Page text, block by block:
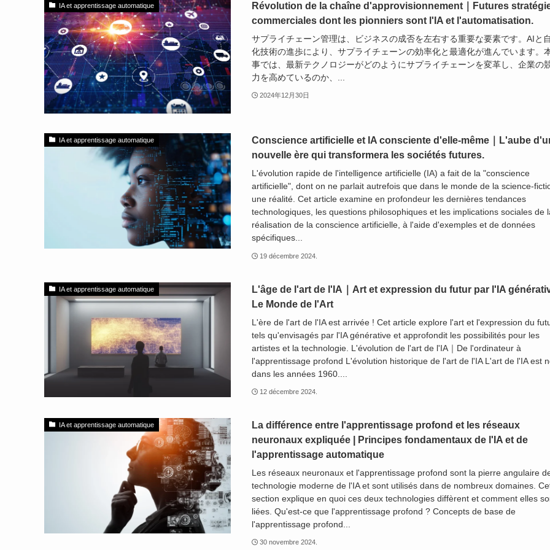
IA et apprentissage automatique
Révolution de la chaîne d'approvisionnement｜Futures
commerciales dont les pionniers sont l'IA et l'automatisation.
サプライチェーン管理は、ビジネスの成否を左右する重要な要素です。AIと
化技術の進歩により、サプライチェーンの効率化と最適化が進んでいます。
事では、最新テクノロジーがどのようにサプライチェーンを変革し、企業の
力を高めているのか、...
2024年12月30日
IA et apprentissage automatique
Conscience artificielle et IA consciente d'elle-même｜L'aube
nouvelle ère qui transformera les sociétés futures.
L'évolution rapide de l'intelligence artificielle (IA) a fait de la "conscience
artificielle", dont on ne parlait autrefois que dans le monde de la science-
une réalité. Cet article examine en profondeur les dernières tendances
technologiques, les questions philosophiques et les implications sociales de
réalisation de la conscience artificielle, à l'aide d'exemples et de données
spécifiques...
19 décembre 2024.
IA et apprentissage automatique
L'âge de l'art de l'IA｜Art et expression du futur par l'IA
Le Monde de l'Art
L'ère de l'art de l'IA est arrivée ! Cet article explore l'art et l'expression du
tels qu'envisagés par l'IA générative et approfondit les possibilités pour les
artistes et la technologie. L'évolution de l'art de l'IA｜De l'ordinateur à
l'apprentissage profond L'évolution historique de l'art de l'IA L'art de l'IA est
dans les années 1960....
12 décembre 2024.
IA et apprentissage automatique
La différence entre l'apprentissage profond et les réseaux
neuronaux expliquée | Principes fondamentaux de l'IA et de
l'apprentissage automatique
Les réseaux neuronaux et l'apprentissage profond sont la pierre angulaire
technologie moderne de l'IA et sont utilisés dans de nombreux domaines.
section explique en quoi ces deux technologies diffèrent et comment elles
liées. Qu'est-ce que l'apprentissage profond ? Concepts de base de
l'apprentissage profond...
30 novembre 2024.